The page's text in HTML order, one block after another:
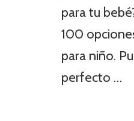
para tu
100
para niño.
perfecto …